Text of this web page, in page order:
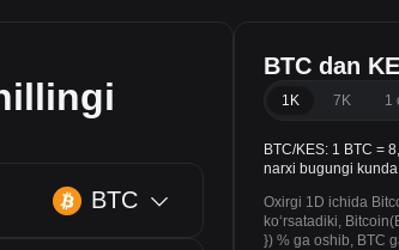
BTC
BTC dan
1K 7K 1
BTC/KES: 1 BTC =
narxi bugungi
Oxirgi 1D ichida
koʻrsatadiki,
}) % ga oshib, BTC